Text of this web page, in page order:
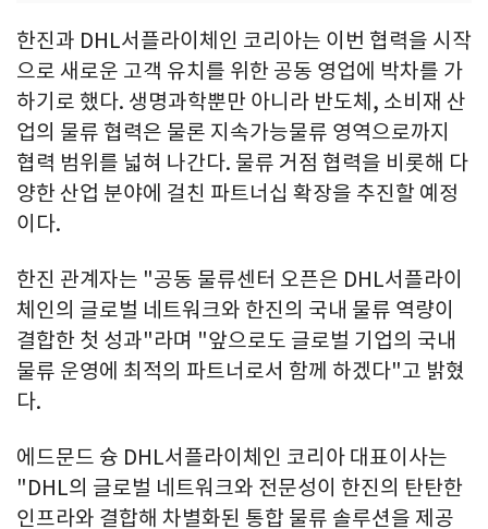
한진과 DHL서플라이체인 코리아는 이번 협력을 시작
으로 새로운 고객 유치를 위한 공동 영업에 박차를 가
하기로 했다. 생명과학뿐만 아니라 반도체, 소비재 산
업의 물류 협력은 물론 지속가능물류 영역으로까지
협력 범위를 넓혀 나간다. 물류 거점 협력을 비롯해 다
양한 산업 분야에 걸친 파트너십 확장을 추진할 예정
이다.
한진 관계자는 "공동 물류센터 오픈은 DHL서플라이
체인의 글로벌 네트워크와 한진의 국내 물류 역량이
결합한 첫 성과"라며 "앞으로도 글로벌 기업의 국내
물류 운영에 최적의 파트너로서 함께 하겠다"고 밝혔
다.
에드문드 슝 DHL서플라이체인 코리아 대표이사는
"DHL의 글로벌 네트워크와 전문성이 한진의 탄탄한
인프라와 결합해 차별화된 통합 물류 솔루션을 제공